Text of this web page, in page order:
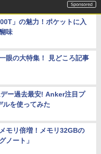
」の魅力！ポケットに入
味
眼の大特集！ 見どころ記事
ー過去最安! Anker注目プ
ルを使ってみた
モリ倍増！メモリ32GBの
ノート」